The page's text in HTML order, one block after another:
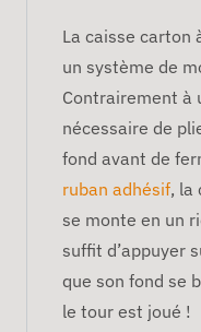
La caisse carton
un système de
Contrairement à
nécessaire de
fond avant de
ruban adhésif, la
se monte en un
suffit d’appuyer
que son fond se
le tour est joué !